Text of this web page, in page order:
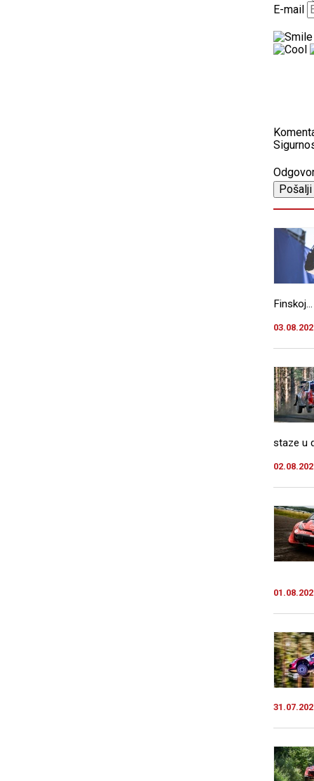
E-mail
Finskoj...
staze u